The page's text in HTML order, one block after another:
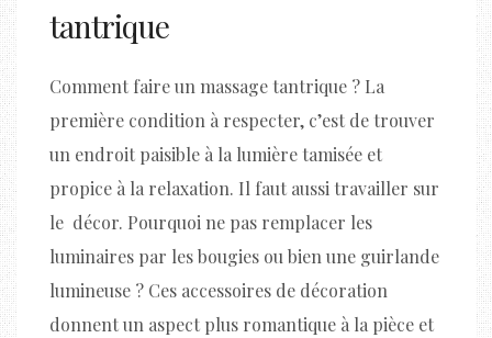
tantrique
Comment faire un massage tantrique ? La
première condition à respecter, c’est de trouver
un endroit paisible à la lumière tamisée et
propice à la relaxation. Il faut aussi travailler sur
le décor. Pourquoi ne pas remplacer les
luminaires par les bougies ou bien une guirlande
lumineuse ? Ces accessoires de décoration
donnent un aspect plus romantique à la pièce et